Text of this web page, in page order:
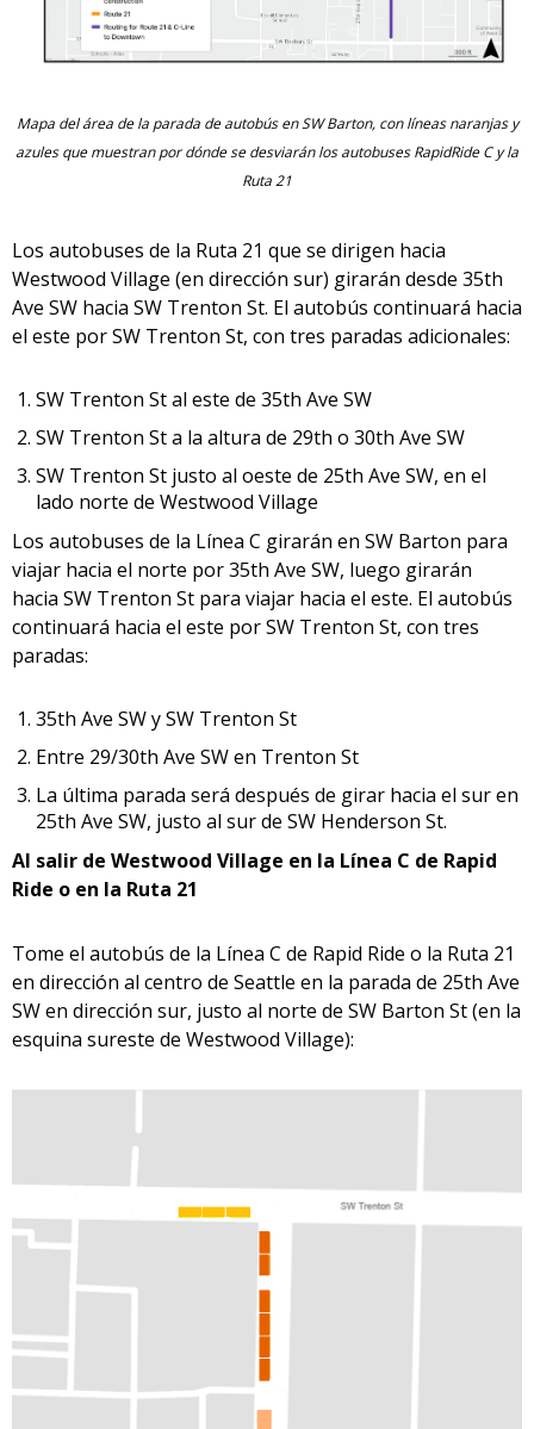
Mapa del área de la parada de autobús en SW Barton, con líneas naranjas y
azules que muestran por dónde se desviarán los autobuses RapidRide C y la
Ruta 21
Los autobuses de la Ruta 21 que se dirigen hacia
Westwood Village (en dirección sur) girarán desde 35th
Ave SW hacia SW Trenton St. El autobús continuará hacia
el este por SW Trenton St, con tres paradas adicionales:
SW Trenton St al este de 35th Ave SW
SW Trenton St a la altura de 29th o 30th Ave SW
SW Trenton St justo al oeste de 25th Ave SW, en el
lado norte de Westwood Village
Los autobuses de la Línea C girarán en SW Barton para
viajar hacia el norte por 35th Ave SW, luego girarán
hacia SW Trenton St para viajar hacia el este. El autobús
continuará hacia el este por SW Trenton St, con tres
paradas:
35th Ave SW y SW Trenton St
Entre 29/30th Ave SW en Trenton St
La última parada será después de girar hacia el sur en
25th Ave SW, justo al sur de SW Henderson St.
Al salir de Westwood Village en la Línea C de Rapid
Ride o en la Ruta 21
Tome el autobús de la Línea C de Rapid Ride o la Ruta 21
en dirección al centro de Seattle en la parada de 25th Ave
SW en dirección sur, justo al norte de SW Barton St (en la
esquina sureste de Westwood Village):